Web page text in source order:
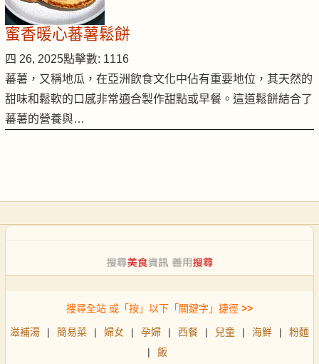
蜜香暖心蕃薯鬆餅
四 26, 2025點擊數: 1116
蕃薯，又稱地瓜，在亞洲飲食文化中佔有重要地位，其天然的
甜味和鬆軟的口感非常適合製作甜點或早餐。這道鬆餅結合了
蕃薯的營養與…
搜尋全站 或「按」以下「關鍵字」捷徑 >>
滋補湯 | 簡易菜 | 婦女 | 孕婦 | 西餐 | 兒童 | 海鮮 |
粉麵
|
飯